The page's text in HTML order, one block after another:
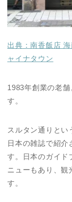
出典：南香飯店
ャイナタウン
1983年創業の老舗
す。
スルタン通りとい
日本の雑誌で紹介
す。日本のガイド
ニューもあり、観
す。